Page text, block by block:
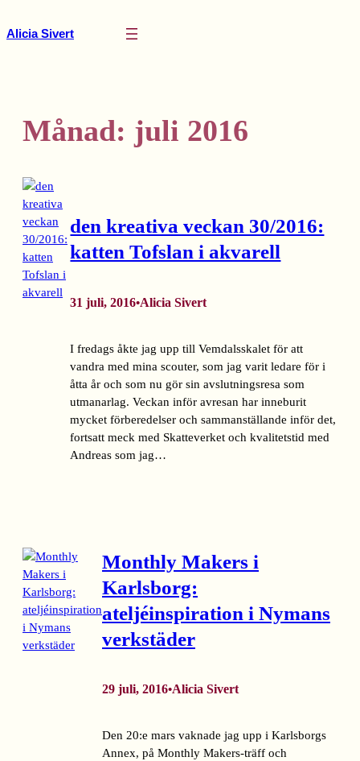
till
Alicia Sivert
Månad: juli 2016
den kreativa veckan 30/2016:
katten Tofslan i akvarell
31 juli, 2016•Alicia Sivert
I fredags åkte jag upp till Vemdalsskalet för att
vandra med mina scouter, som jag varit ledare för i
åtta år och som nu gör sin avslutningsresa som
utmanarlag. Veckan inför avresan har inneburit
mycket förberedelser och sammanställande inför det,
fortsatt meck med Skatteverket och kvalitetstid med
Andreas som jag…
Monthly Makers i
Karlsborg:
ateljéinspiration i Nymans
verkstäder
29 juli, 2016•Alicia Sivert
Den 20:e mars vaknade jag upp i Karlsborgs
Annex, på Monthly Makers-träff och